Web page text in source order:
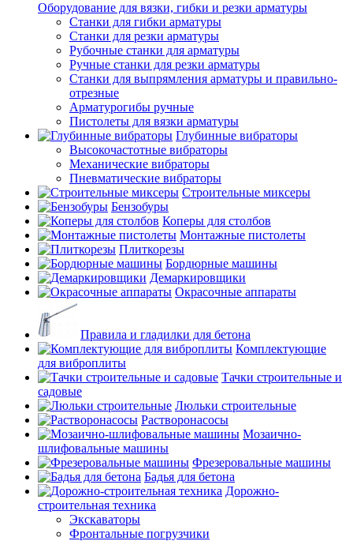
Оборудование для вязки, гибки и резки арматуры
Станки для гибки арматуры
Станки для резки арматуры
Рубочные станки для арматуры
Ручные станки для резки арматуры
Станки для выпрямления арматуры и правильно-
отрезные
Арматурогибы ручные
Пистолеты для вязки арматуры
Глубинные вибраторы
Высокочастотные вибраторы
Механические вибраторы
Пневматические вибраторы
Строительные миксеры
Бензобуры
Коперы для столбов
Монтажные пистолеты
Плиткорезы
Бордюрные машины
Демаркировщики
Окрасочные аппараты
Правила и гладилки для бетона
Комплектующие
для виброплиты
Тачки строительные и
садовые
Люльки строительные
Растворонасосы
Мозаично-
шлифовальные машины
Фрезеровальные машины
Бадья для бетона
Дорожно-
строительная техника
Экскаваторы
Фронтальные погрузчики